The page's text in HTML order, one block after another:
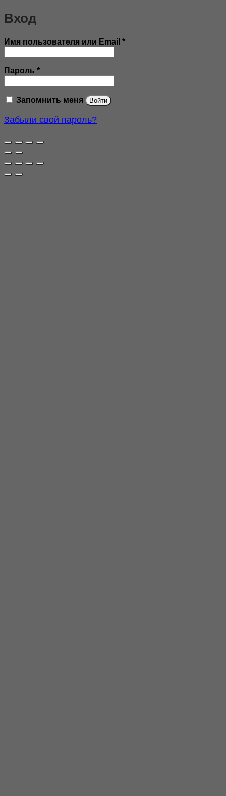
Вход
Имя пользователя или Email *Обязательно
Пароль *Обязательно
Запомнить меня Войти
Забыли свой пароль?